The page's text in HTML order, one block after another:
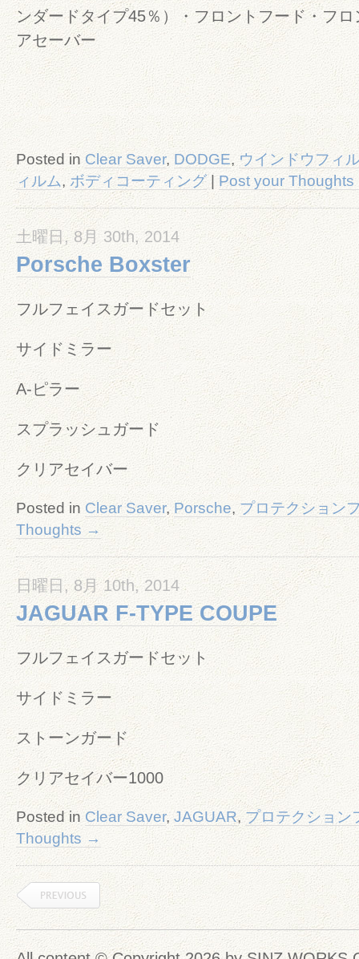
ンダードタイプ45％）・フロントフード・フ
アセーバー
Posted in Clear Saver, DODGE, ウインドウフィ
ィルム, ボディコーティング| Post your
土曜日, 8月 30th, 2014
Porsche Boxster
フルフェイスガードセット
サイドミラー
A-ピラー
スプラッシュガード
クリアセイバー
Posted in Clear Saver, Porsche, プロテクション
Thoughts →
日曜日, 8月 10th, 2014
JAGUAR F-TYPE COUPE
フルフェイスガードセット
サイドミラー
ストーンガード
クリアセイバー1000
Posted in Clear Saver, JAGUAR, プロテクション
Thoughts →